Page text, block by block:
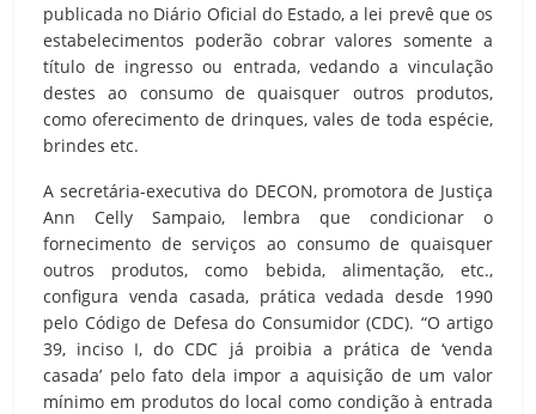
publicada no Diário Oficial do Estado, a lei prevê que os
estabelecimentos poderão cobrar valores somente a
título de ingresso ou entrada, vedando a vinculação
destes ao consumo de quaisquer outros produtos,
como oferecimento de drinques, vales de toda espécie,
brindes etc.
A secretária-executiva do DECON, promotora de Justiça
Ann Celly Sampaio, lembra que condicionar o
fornecimento de serviços ao consumo de quaisquer
outros produtos, como bebida, alimentação, etc.,
configura venda casada, prática vedada desde 1990
pelo Código de Defesa do Consumidor (CDC). “O artigo
39, inciso I, do CDC já proibia a prática de ‘venda
casada’ pelo fato dela impor a aquisição de um valor
mínimo em produtos do local como condição à entrada